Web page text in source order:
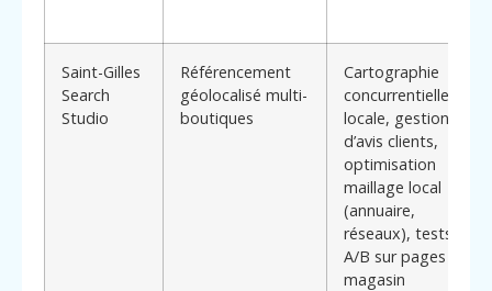
Saint-Gilles
Search
Studio
Référencement
géolocalisé multi-
boutiques
Cartographie
concurrentielle
locale, gestion
d’avis clients,
optimisation
maillage local
(annuaire,
réseaux), tests
A/B sur pages
magasin